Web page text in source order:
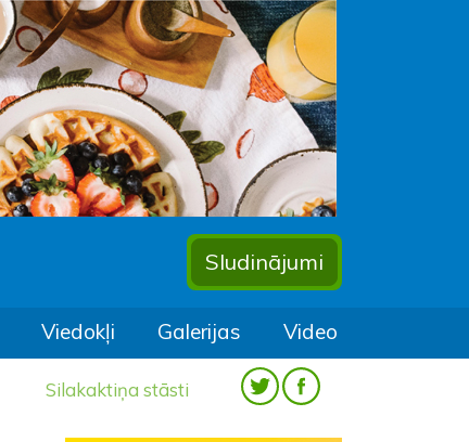
Sludinājumi
Viedokļi Galerijas Video
Silakaktiņa stāsti